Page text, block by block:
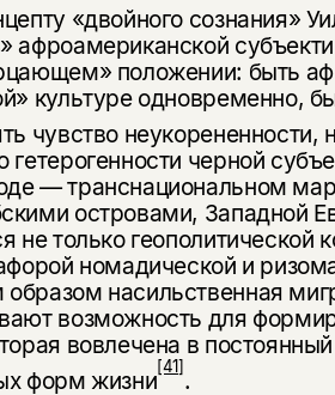
«двойного сознания»
афроамериканской
положении: быть
культуре одновременно,
чувство неукорененности,
гетерогенности черной
— транснациональном
островами, Западной
не только
номадической и
насильственная
возможность для
вовлечена в
форм жизни[41].